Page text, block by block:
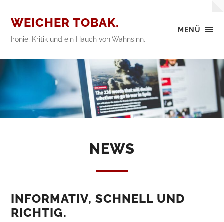
MENÜ
WEICHER TOBAK.
Ironie, Kritik und ein Hauch von Wahnsinn.
NEWS
INFORMATIV, SCHNELL UND
RICHTIG.